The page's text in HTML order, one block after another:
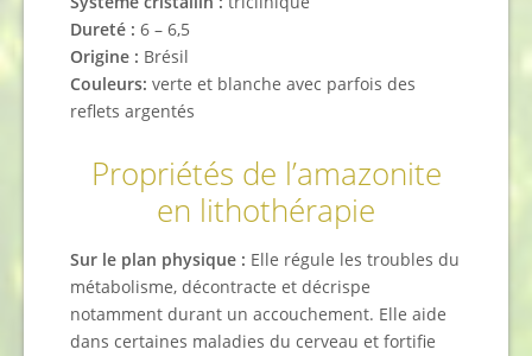
Dureté : 6 – 6,5
Origine : Brésil
Couleurs: verte et blanche avec parfois des
reflets argentés
Propriétés de l’amazonite
en lithothérapie
Sur le plan physique : Elle régule les troubles du
métabolisme, décontracte et décrispe
notamment durant un accouchement. Elle aide
dans certaines maladies du cerveau et fortifie